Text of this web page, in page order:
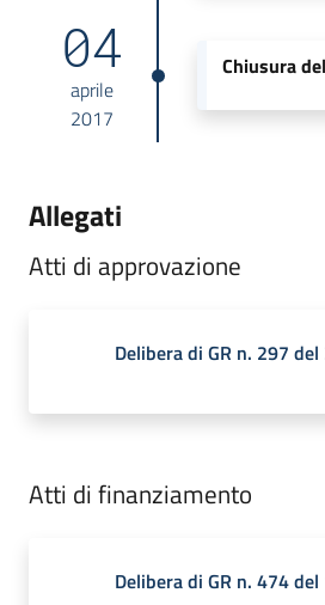
04
aprile
2017
Chiusura
Allegati
Atti di approvazione
Delibera di GR n. 297
Atti di finanziamento
Delibera di GR n. 474